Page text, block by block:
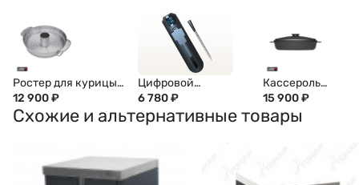
Ростер для курицы
GBS WEBER, 8838
12 900₽
Цифровой
термометр Model 5,
беспроводной, BT, с
зарядным кейсом
6 780₽
Кассероль
прямоугольная
керамическая
WEBER, 17888
15 900₽
Схожие и альтернативные товары